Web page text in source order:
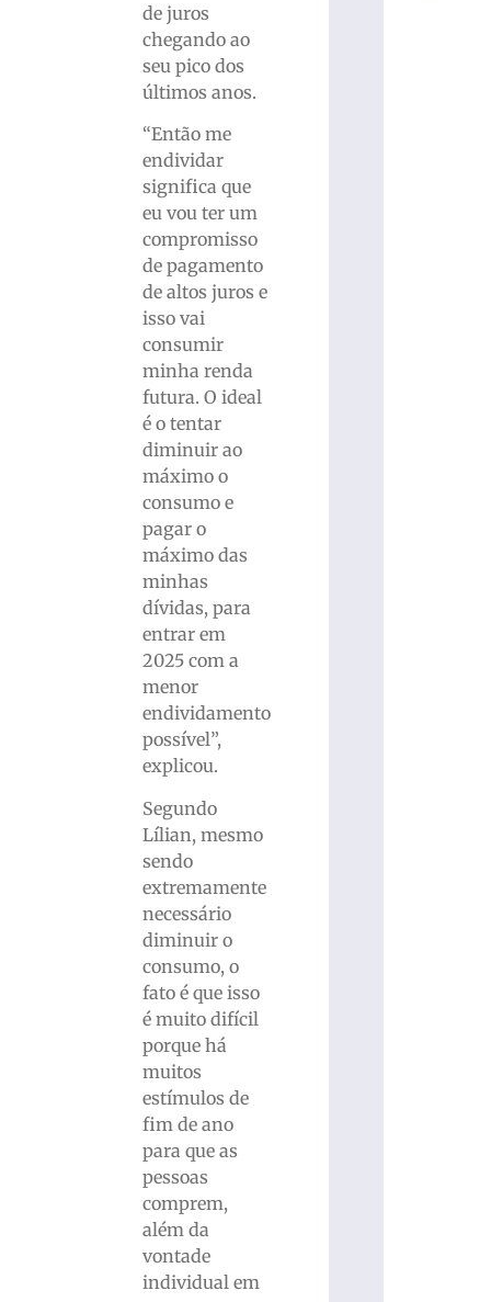
de juros
chegando ao
seu pico dos
últimos anos.
“Então me
endividar
significa que
eu vou ter um
compromisso
de pagamento
de altos juros e
isso vai
consumir
minha renda
futura. O ideal
é o tentar
diminuir ao
máximo o
consumo e
pagar o
máximo das
minhas
dívidas, para
entrar em
2025 com a
menor
endividamento
possível”,
explicou.
Segundo
Lílian, mesmo
sendo
extremamente
necessário
diminuir o
consumo, o
fato é que isso
é muito difícil
porque há
muitos
estímulos de
fim de ano
para que as
pessoas
comprem,
além da
vontade
individual em